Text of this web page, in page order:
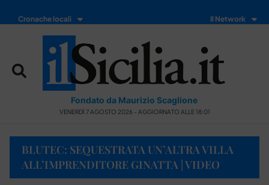
Cronache locali Il Network
Fondato da Maurizio Scaglione
VENERDÌ 7 AGOSTO 2026 - AGGIORNATO ALLE 18:01
BLUTEC: SEQUESTRATA UN’ALTRA VILLA
ALL’IMPRENDITORE GINATTA | VIDEO